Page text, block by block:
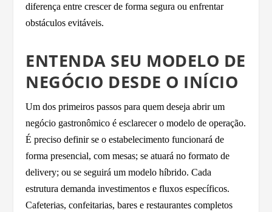
diferença entre crescer de forma segura ou enfrentar
obstáculos evitáveis.
ENTENDA SEU MODELO DE
NEGÓCIO DESDE O INÍCIO
Um dos primeiros passos para quem deseja abrir um
negócio gastronômico é esclarecer o modelo de operação.
É preciso definir se o estabelecimento funcionará de
forma presencial, com mesas; se atuará no formato de
delivery; ou se seguirá um modelo híbrido. Cada
estrutura demanda investimentos e fluxos específicos.
Cafeterias, confeitarias, bares e restaurantes completos